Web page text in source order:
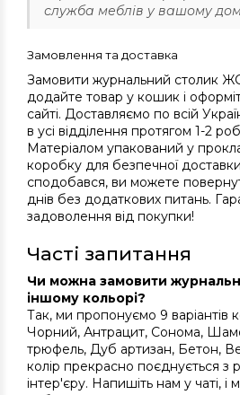
служба меблів у вашому
Замовлення та доставка
Замовити журнальний столик
додайте товар у кошик і
сайті. Доставляємо по всій
в усі відділення протягом 1-2
Матеріалом упакований у
коробку для безпечної
сподобався, ви можете
днів без додаткових питань.
задоволення від покупки!
Часті запитання
Чи можна замовити
іншому кольорі?
Так, ми пропонуємо 9 варіантів
Чорний, Антрацит, Сонома,
трюфель, Дуб артизан, Бетон,
колір прекрасно поєднується з
інтер'єру. Напишіть нам у чаті,